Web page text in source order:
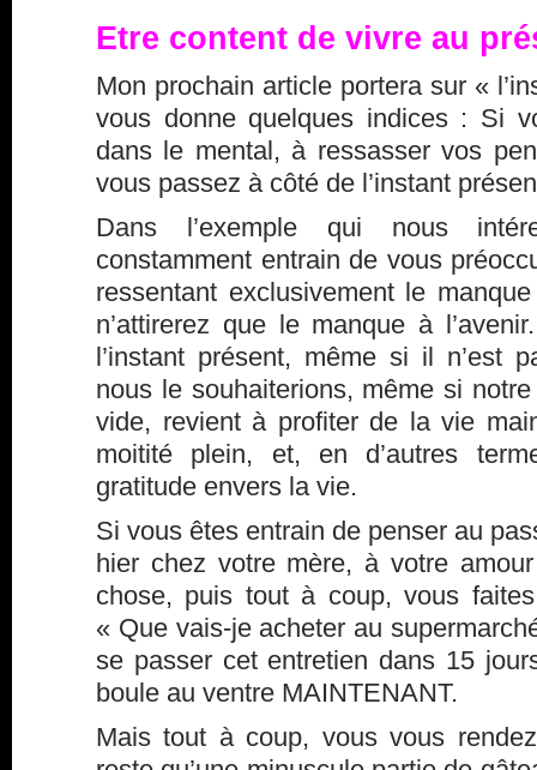
Etre content de vivre au
Mon prochain article portera sur «
vous donne quelques indices : Si
dans le mental, à ressasser vos
vous passez à côté de l’instant
Dans l’exemple qui nous
constamment entrain de vous
ressentant exclusivement le
n’attirerez que le manque à
l’instant présent, même si il n’est
nous le souhaiterions, même si
vide, revient à profiter de la vie
moitité plein, et, en d’autres
gratitude envers la vie.
Si vous êtes entrain de penser au
hier chez votre mère, à votre
chose, puis tout à coup, vous
« Que vais-je acheter au
se passer cet entretien dans 15
boule au ventre MAINTENANT.
Mais tout à coup, vous vous